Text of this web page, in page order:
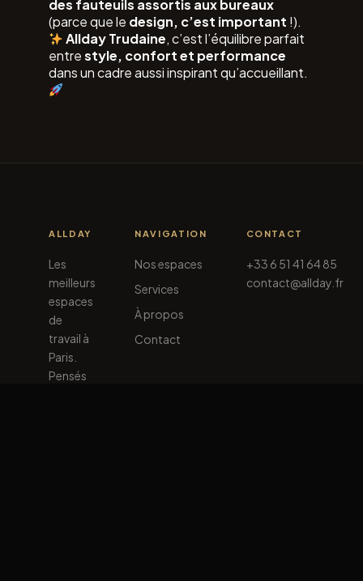
des fauteuils assortis aux bureaux
(parce que le design, c’est important !).
Allday Trudaine, c’est l’équilibre parfait
entrestyle, confort et performance
dans un cadre aussi inspirant qu’accueillant.
ALLDAY
Les
meilleurs
espaces
de
travail à
Paris.
Pensés
NAVIGATION
Nos espaces
Services
À propos
Contact
CONTACT
+33 6 51 41 64 85
contact@allday.fr